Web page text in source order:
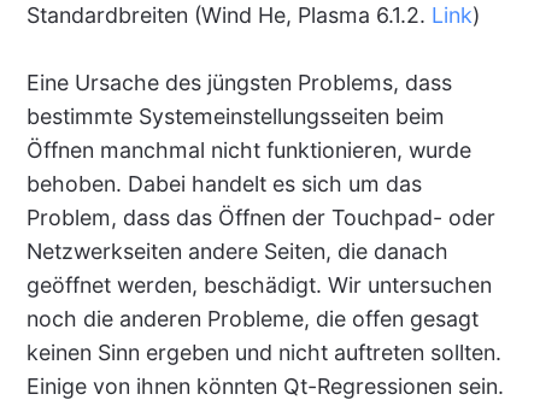
Standardbreiten (Wind He, Plasma 6.1.2. Link)
Eine Ursache des jüngsten Problems, dass
bestimmte Systemeinstellungsseiten beim
Öffnen manchmal nicht funktionieren, wurde
behoben. Dabei handelt es sich um das
Problem, dass das Öffnen der Touchpad- oder
Netzwerkseiten andere Seiten, die danach
geöffnet werden, beschädigt. Wir untersuchen
noch die anderen Probleme, die offen gesagt
keinen Sinn ergeben und nicht auftreten sollten.
Einige von ihnen könnten Qt-Regressionen sein.